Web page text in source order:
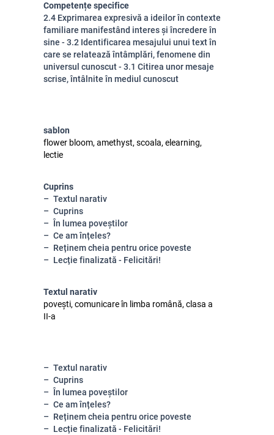
Competențe specifice
2.4 Exprimarea expresivă a ideilor în contexte
familiare manifestând interes și încredere în
sine - 3.2 Identificarea mesajului unui text în
care se relatează întâmplări, fenomene din
universul cunoscut - 3.1 Citirea unor mesaje
scrise, întâlnite în mediul cunoscut
sablon
flower bloom, amethyst, scoala, elearning,
lectie
Cuprins
Textul narativ
Cuprins
În lumea poveștilor
Ce am înțeles?
Reținem cheia pentru orice poveste
Lecție finalizată - Felicitări!
Textul narativ
povești, comunicare în limba română, clasa a
II-a
Textul narativ
Cuprins
În lumea poveștilor
Ce am înțeles?
Reținem cheia pentru orice poveste
Lecție finalizată - Felicitări!